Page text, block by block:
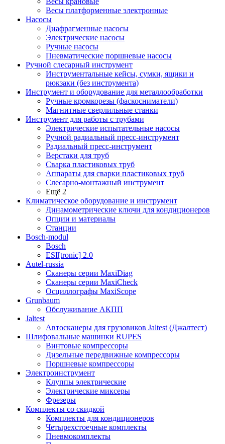
Весы платформенные электронные
Насосы
Диафрагменные насосы
Электрические насосы
Ручные насосы
Пневматические поршневые насосы
Ручной слесарный инструмент
Инструментальные кейсы, сумки, ящики и
рюкзаки (без инструмента)
Инструмент и оборудование для металлообработки
Ручные кромкорезы (фаскосниматели)
Магнитные сверлильные станки
Инструмент для работы с трубами
Электрические испытательные насосы
Ручной радиальный пресс-инструмент
Радиальный пресс-инструмент
Верстаки для труб
Сварка пластиковых труб
Аппараты для сварки пластиковых труб
Слесарно-монтажный инструмент
Ещё 2
Климатическое оборудование и инструмент
Динамометрические ключи для кондиционеров
Опции и материалы
Станции
Bosch-modul
Bosch
ESI[tronic] 2.0
Autel-russia
Сканеры серии MaxiDiag
Сканеры серии MaxiCheck
Осциллографы MaxiScope
Grunbaum
Обслуживание АКПП
Jaltest
Автосканеры для грузовиков Jaltest (Джалтест)
Шлифовальные машинки RUPES
Винтовые компрессоры
Дизельные передвижные компрессоры
Поршневые компрессоры
Электроинструмент
Клуппы электрические
Электрические миксеры
Фрезеры
Комплекты со скидкой
Комплекты для кондиционеров
Четырехстоечные комплекты
Пневмокомплекты